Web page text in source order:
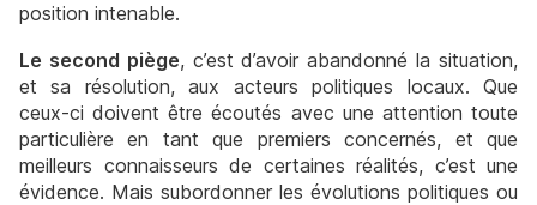
position intenable.
Le second piège, c’est d’avoir abandonné la situation,
et sa résolution, aux acteurs politiques locaux. Que
ceux-ci doivent être écoutés avec une attention toute
particulière en tant que premiers concernés, et que
meilleurs connaisseurs de certaines réalités, c’est une
évidence. Mais subordonner les évolutions politiques ou